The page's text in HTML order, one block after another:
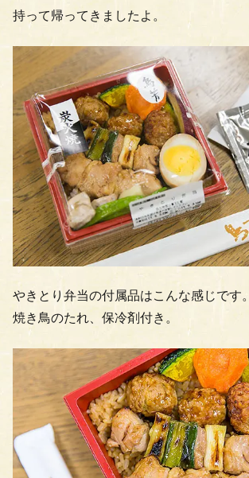
持って帰ってきましたよ。
やきとり弁当の付属品はこんな感じです。
焼き鳥のたれ、保冷剤付き。